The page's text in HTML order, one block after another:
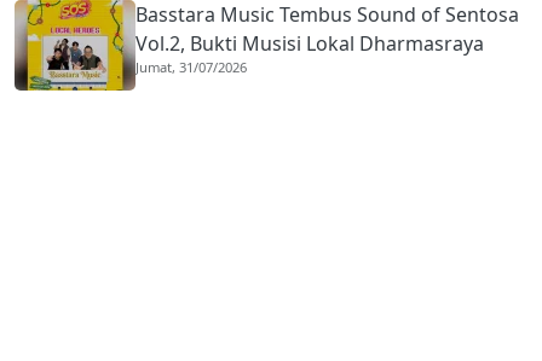
Basstara Music Tembus Sound of Sentosa
Vol.2, Bukti Musisi Lokal Dharmasraya
Mampu Bersaing di Panggung Nasional
Jumat, 31/07/2026